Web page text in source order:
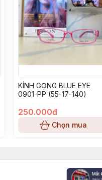
KÍNH GỌNG BLUE EYE
0901-PP (55-17-140)
250.000đ
Chọn mua